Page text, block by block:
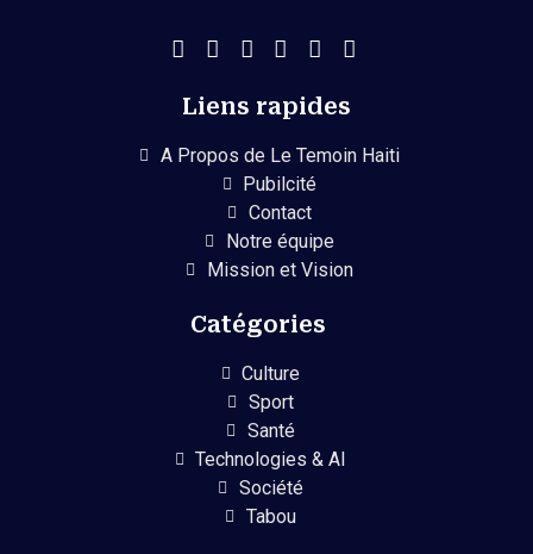
Liens rapides
A Propos de Le Temoin Haiti
Pubilcité
Contact
Notre équipe
Mission et Vision
Catégories
Culture
Sport
Santé
Technologies & AI
Société
Tabou